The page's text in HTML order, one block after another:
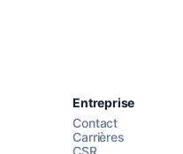
Entreprise
Contact
Carrières